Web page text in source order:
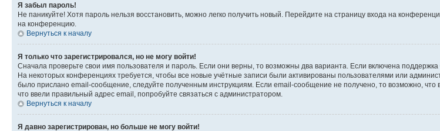
Я забыл пароль!
Не паникуйте! Хотя пароль нельзя восстановить, можно легко получить новый. Перейдите на страницу входа на
на конференцию.
Вернуться к началу
Я только что зарегистрировался, но не могу войти!
Сначала проверьте свои имя пользователя и пароль. Если они верны, то возможны два варианта. Если включена
На некоторых конференциях требуется, чтобы все новые учётные записи были активированы пользователями или
было прислано email-сообщение, следуйте полученным инструкциям. Если email-сообщение не получено, то возможно,
что ввели правильный адрес email, попробуйте связаться с администратором.
Вернуться к началу
Я давно зарегистрирован, но больше не могу войти!